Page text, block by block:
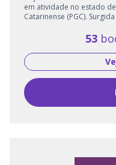
em atividade no estado
Catarinense (PGC).
53